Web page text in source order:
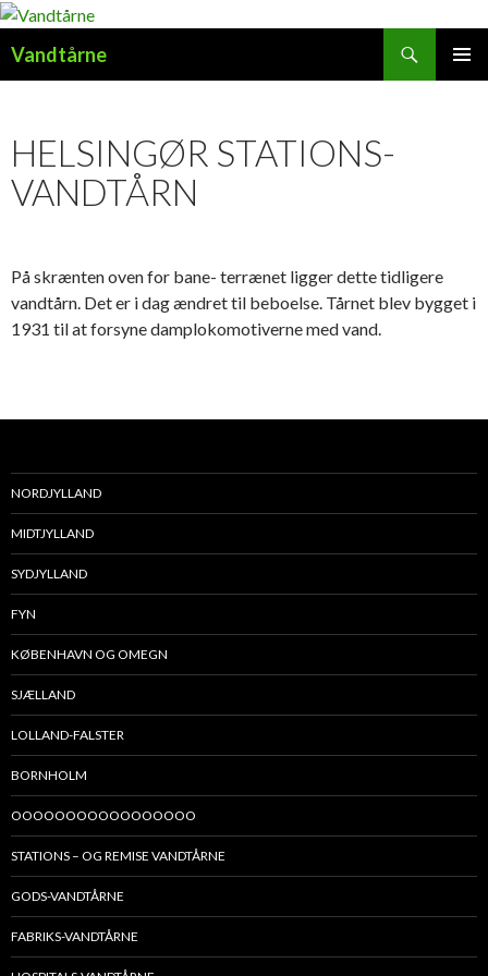
Vandtårne
HELSINGØR STATIONS-
VANDTÅRN
På skrænten oven for bane- terrænet ligger dette tidligere
vandtårn. Det er i dag ændret til beboelse. Tårnet blev bygget i
1931 til at forsyne damplokomotiverne med vand.
NORDJYLLAND
MIDTJYLLAND
SYDJYLLAND
FYN
KØBENHAVN OG OMEGN
SJÆLLAND
LOLLAND-FALSTER
BORNHOLM
OOOOOOOOOOOOOOOOO
STATIONS – OG REMISE VANDTÅRNE
GODS-VANDTÅRNE
FABRIKS-VANDTÅRNE